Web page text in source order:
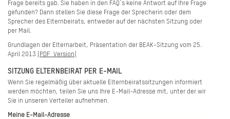
Frage bereits gab. Sie haben in den FAQ´s keine Antwort auf Ihre Frage
gefunden? Dann stellen Sie diese Frage der Sprecherin oder dem
Sprecher des Elternbeirats, entweder auf der nächsten Sitzung oder
per Mail.
Grundlagen der Elternarbeit, Präsentation der BEAK-Sitzung vom 25.
April 2013
(PDF_Version)
SITZUNG ELTERNBEIRAT PER E-MAIL
Wenn Sie regelmäßig über aktuelle Elternbeiratssitzungen informiert
werden möchten, teilen Sie uns Ihre E-Mail-Adresse mit, unter der wir
Sie in unseren Verteiler aufnehmen.
Meine E-Mail-Adresse